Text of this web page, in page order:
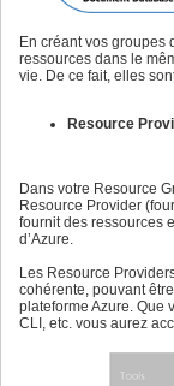
En créant vos groupes
ressources dans le
vie. De ce fait, elles
Resource
Dans votre Resource
Resource Provider
fournit des ressources
d’Azure.
Les Resource
cohérente, pouvant
plateforme Azure. Que
CLI, etc. vous aurez